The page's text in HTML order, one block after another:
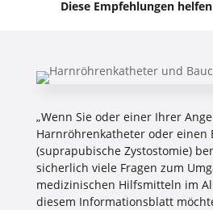
Diese Empfehlungen
„Wenn Sie oder einer Ihrer
Harnröhrenkatheter oder einen
(suprapubische Zystostomie)
sicherlich viele Fragen zum
medizinischen Hilfsmitteln im
diesem Informationsblatt